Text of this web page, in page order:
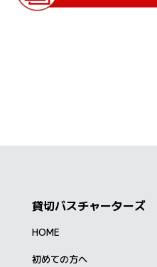
貸切バスチャーターズ
HOME
初めての方へ